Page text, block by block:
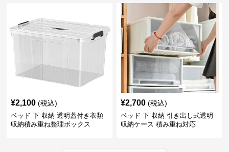
¥2,100 (税込)
ベッド 下 収納 透明蓋付き衣類
収納積み重ね整理ボックス
¥2,700 (税込)
ベッド 下 収納 引き出し式透明
収納ケース 積み重ね対応